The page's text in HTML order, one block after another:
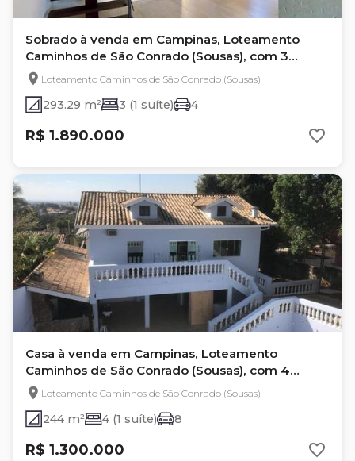
Sobrado à venda em Campinas, Loteamento
Caminhos de São Conrado (Sousas), com 3
quartos
Loteamento Caminhos de São Conrado (Sousas)
293.29 m² 3 (1 suíte) 4
R$ 1.890.000
Casa à venda em Campinas, Loteamento
Caminhos de São Conrado (Sousas), com 4
quartos, com 244 m²
Loteamento Caminhos de São Conrado (Sousas)
244 m² 4 (1 suíte) 8
R$ 1.300.000